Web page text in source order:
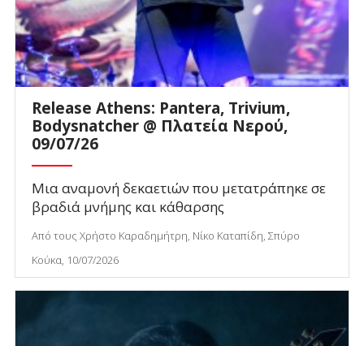
Release Athens: Pantera, Trivium,
Bodysnatcher @ Πλατεία Νερού,
09/07/26
Μια αναμονή δεκαετιών που μετατράπηκε σε
βραδιά μνήμης και κάθαρσης
Από τους Χρήστο Καραδημήτρη, Νίκο Καταπίδη, Σπύρο
Κούκα, 10/07/2026